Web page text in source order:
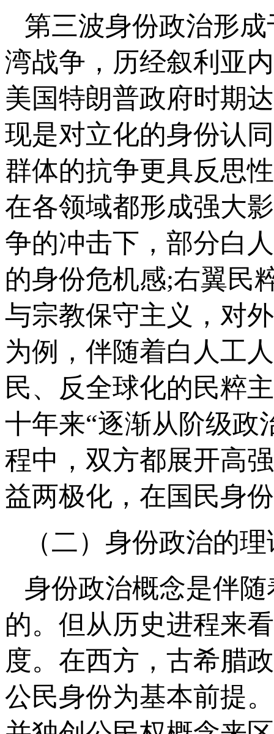
第三波身份政治形成
湾战争，历经叙利亚
美国特朗普政府时期
现是对立化的身份认
群体的抗争更具反思
在各领域都形成强大
争的冲击下，部分白
的身份危机感;右翼民
与宗教保守主义，对
为例，伴随着白人工
民、反全球化的民粹
十年来“逐渐从阶级政
程中，双方都展开高
益两极化，在国民身
（二）身份政治的
身份政治概念是伴
的。但从历史进程来
度。在西方，古希腊
公民身份为基本前提